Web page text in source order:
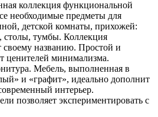
коллекция функциональной
необходимые предметы для
детской комнаты, прихожей:
тумбы. Коллекция
своему названию. Простой и
ценителей минимализма.
Мебель, выполненная в
и «графит», идеально дополнит
интерьер.
позволяет экспериментировать с